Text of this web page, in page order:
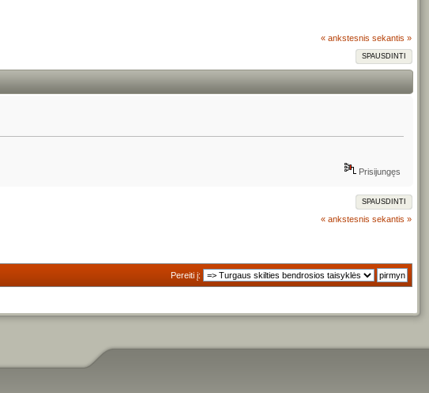
« ankstesnis sekantis »
SPAUSDINTI
Prisijungęs
SPAUSDINTI
« ankstesnis sekantis »
Pereiti į: